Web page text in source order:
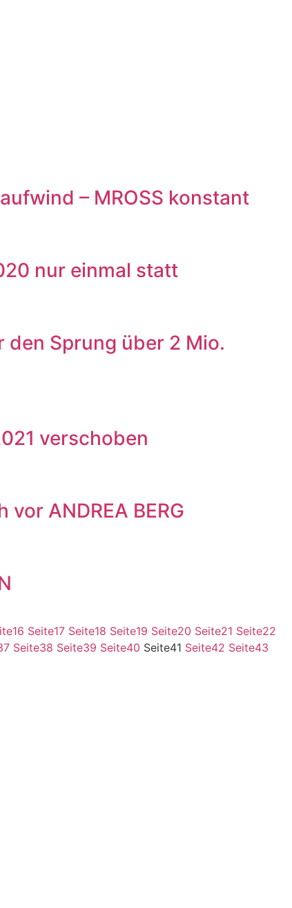
– MROSS konstant
nur einmal statt
den Sprung über 2 Mio.
verschoben
ANDREA BERG
16 Seite17 Seite18 Seite19 Seite20 Seite21 Seite22
Seite38 Seite39 Seite40 Seite41 Seite42 Seite43